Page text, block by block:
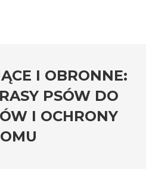
I OBRONNE:
PSÓW DO
I OCHRONY